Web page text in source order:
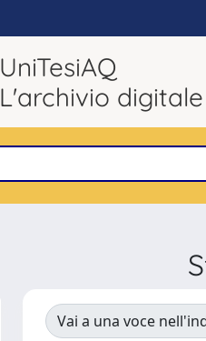
UniTesiAQ
L'archivio
Vai a una voce